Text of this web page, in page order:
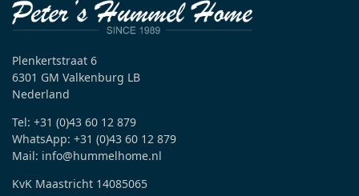
Plenkertstraat 6
6301 GM Valkenburg LB
Nederland
Tel: +31 (0)43 60 12 879
WhatsApp: +31 (0)43 60 12 879
Mail: info@hummelhome.nl
KvK Maastricht 14085065